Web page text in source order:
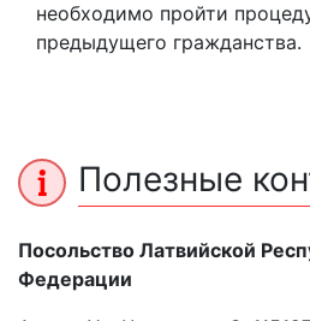
необходимо пройти
предыдущего гражданства.
Полезные
Посольство Латвийской
Федерации